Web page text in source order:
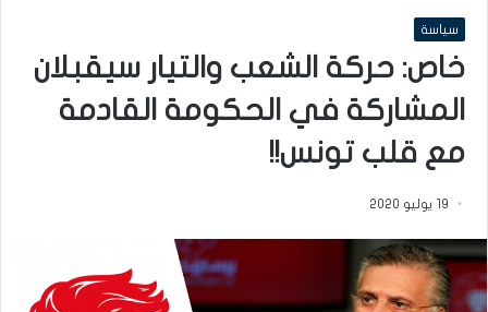
سياسة
خاص: حركة الشعب والتيار سيقبلان
المشاركة في الحكومة القادمة
مع قلب تونس!!
19 يوليو 2020